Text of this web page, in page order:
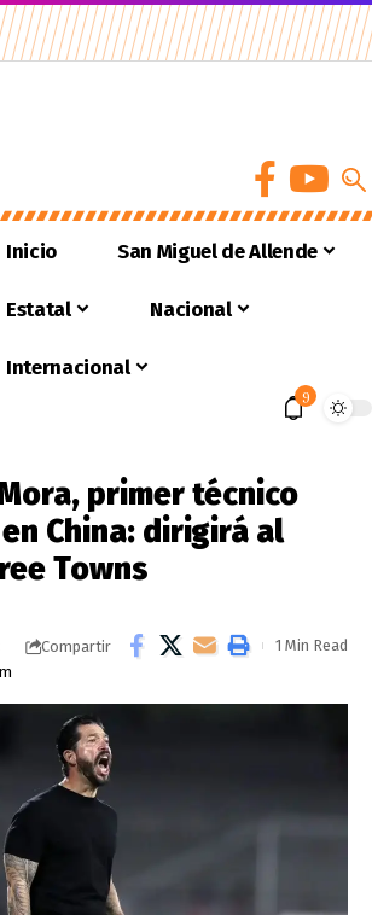
Inicio San Miguel de Allende
Estatal Nacional
Internacional
9
primer técnico
China: dirigirá al
Towns
Compartir
1 Min Read